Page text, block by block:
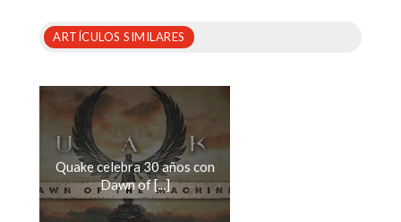
ARTÍCULOS SIMILARES
Quake celebra 30 años con
Dawn of [...]